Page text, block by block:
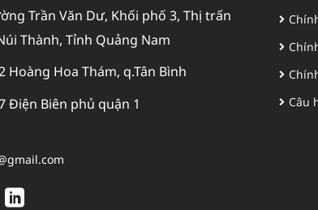
Trần Văn Dư, Khối phố 3, Thị trấn
Thành, Tỉnh Quảng Nam
Hoàng Hoa Thám, q.Tân Bình
Điện Biên phủ quận 1
Câu